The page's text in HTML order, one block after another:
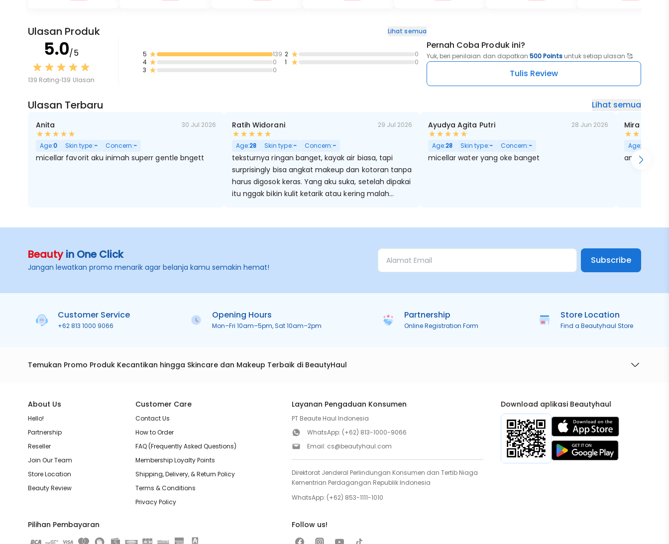
Ulasan Produk Lihat semua
5.0/5
139 Rating 139 Ulasan
5
139
4
0
3
0
2
0
1
0
Pernah Coba Produk ini?
Yuk, beri penilaian dan dapatkan 500 Points untuk setiap ulasan 🥰
Tulis Review
Ulasan Terbaru Lihat semua
Anita 30 Jul 2026
Age:0 Skin type:- Concern:-
micellar favorit aku inimah superr gentle bngett
Ratih Widorani 29 Jul 2026
Age:28 Skin type:- Concern:-
teksturnya ringan banget, kayak air biasa, tapi
surprisingly bisa angkat makeup dan kotoran tanpa
harus digosok keras. Yang aku suka, setelah dipakai
itu nggak bikin kulit ketarik atau kering malah
Ayudya Agita Putri 28 Jun 2026
Age:28 Skin type:- Concern:-
micellar water yang oke banget
Mira Dewi
Age:
ampuh
Beautyin One Click
Jangan lewatkan promo menarik agar belanja kamu semakin hemat!
Subscribe
Customer Service
+62 813 1000 9066
Opening Hours
Mon–Fri 10am–5pm, Sat 10am–2pm
Partnership
Online Registration Form
Store Location
Find a Beautyhaul Store
Temukan Promo Produk Kecantikan hingga Skincare dan Makeup Terbaik di BeautyHaul
About Us
Hello!
Partnership
Reseller
Join Our Team
Store Location
Beauty Review
Customer Care
Contact Us
How to Order
FAQ (Frequently Asked Questions)
Membership Loyalty Points
Shipping, Delivery, & Return Policy
Terms & Conditions
Privacy Policy
Layanan Pengaduan Konsumen
PT Beaute Haul Indonesia
WhatsApp: (+62) 813-1000-9066
Email: cs@beautyhaul.com
Direktorat Jenderal Perlindungan Konsumen dan Tertib Niaga
Kementrian Perdagangan Republik Indonesia
WhatsApp: (+62) 853-1111-1010
Download aplikasi Beautyhaul
Pilihan Pembayaran Follow us!